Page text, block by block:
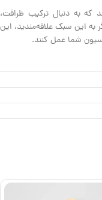
که به دنبال ترکیب ظرافت،
این سبک علاقه‌مندید، این
شما عمل کنند.